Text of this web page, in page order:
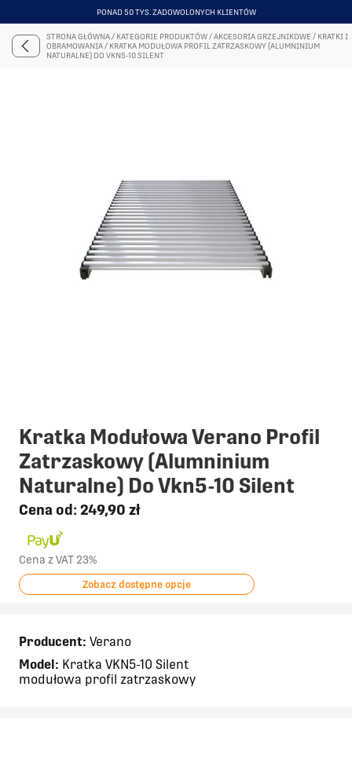
PONAD 50 TYS. ZADOWOLONYCH KLIENTÓW
ITEM
STRONA GŁÓWNA/ KATEGORIE PRODUKTÓW/AKCESORIA GRZEJNIKOWE / KRATKI I
OBRAMOWANIA/ KRATKA MODUŁOWA PROFIL ZATRZASKOWY (ALUMNINIUM
NATURALNE) DO VKN5-10 SILENT
Kratka Modułowa Verano Profil
Zatrzaskowy (Alumninium
Naturalne) Do Vkn5-10 Silent
Cena od: 249,90 zł
Cena z VAT 23%
Zobacz dostępne opcje
Producent: Verano
Model: Kratka VKN5-10 Silent
modułowa profil zatrzaskowy